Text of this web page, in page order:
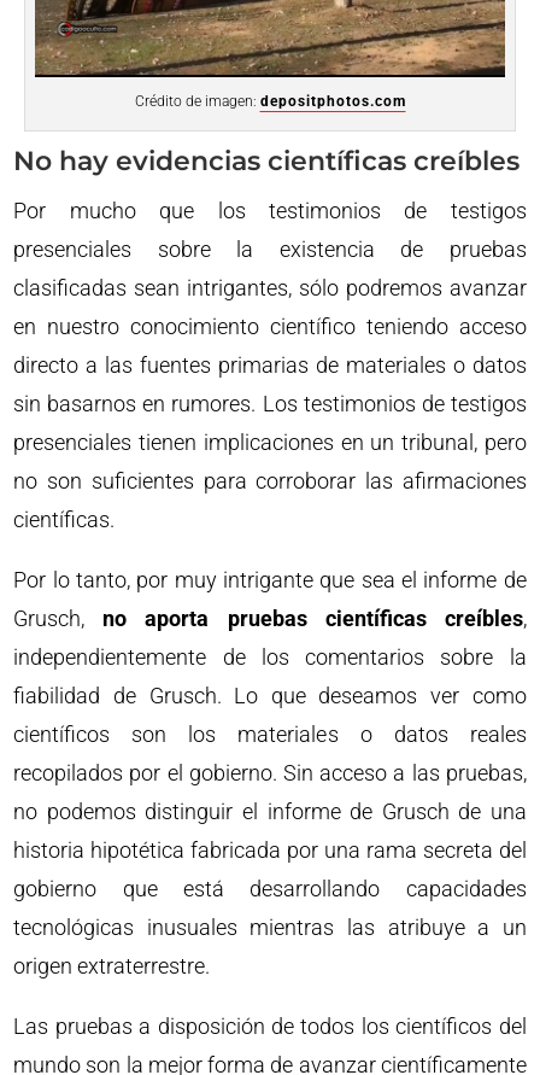
Crédito de imagen: depositphotos.com
No hay evidencias científicas creíbles
Por mucho que los testimonios de testigos
presenciales sobre la existencia de pruebas
clasificadas sean intrigantes, sólo podremos avanzar
en nuestro conocimiento científico teniendo acceso
directo a las fuentes primarias de materiales o datos
sin basarnos en rumores. Los testimonios de testigos
presenciales tienen implicaciones en un tribunal, pero
no son suficientes para corroborar las afirmaciones
científicas.
Por lo tanto, por muy intrigante que sea el informe de
Grusch, no aporta pruebas científicas creíbles,
independientemente de los comentarios sobre la
fiabilidad de Grusch. Lo que deseamos ver como
científicos son los materiales o datos reales
recopilados por el gobierno. Sin acceso a las pruebas,
no podemos distinguir el informe de Grusch de una
historia hipotética fabricada por una rama secreta del
gobierno que está desarrollando capacidades
tecnológicas inusuales mientras las atribuye a un
origen extraterrestre.
Las pruebas a disposición de todos los científicos del
mundo son la mejor forma de avanzar científicamente